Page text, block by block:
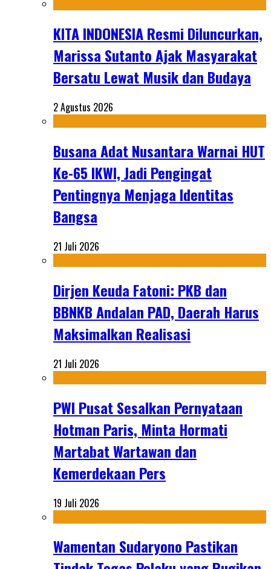
KITA INDONESIA Resmi Diluncurkan,
Marissa Sutanto Ajak Masyarakat
Bersatu Lewat Musik dan Budaya
2 Agustus 2026
Busana Adat Nusantara Warnai HUT
Ke-65 IKWI, Jadi Pengingat
Pentingnya Menjaga Identitas
Bangsa
21 Juli 2026
Dirjen Keuda Fatoni: PKB dan
BBNKB Andalan PAD, Daerah Harus
Maksimalkan Realisasi
21 Juli 2026
PWI Pusat Sesalkan Pernyataan
Hotman Paris, Minta Hormati
Martabat Wartawan dan
Kemerdekaan Pers
19 Juli 2026
Wamentan Sudaryono Pastikan